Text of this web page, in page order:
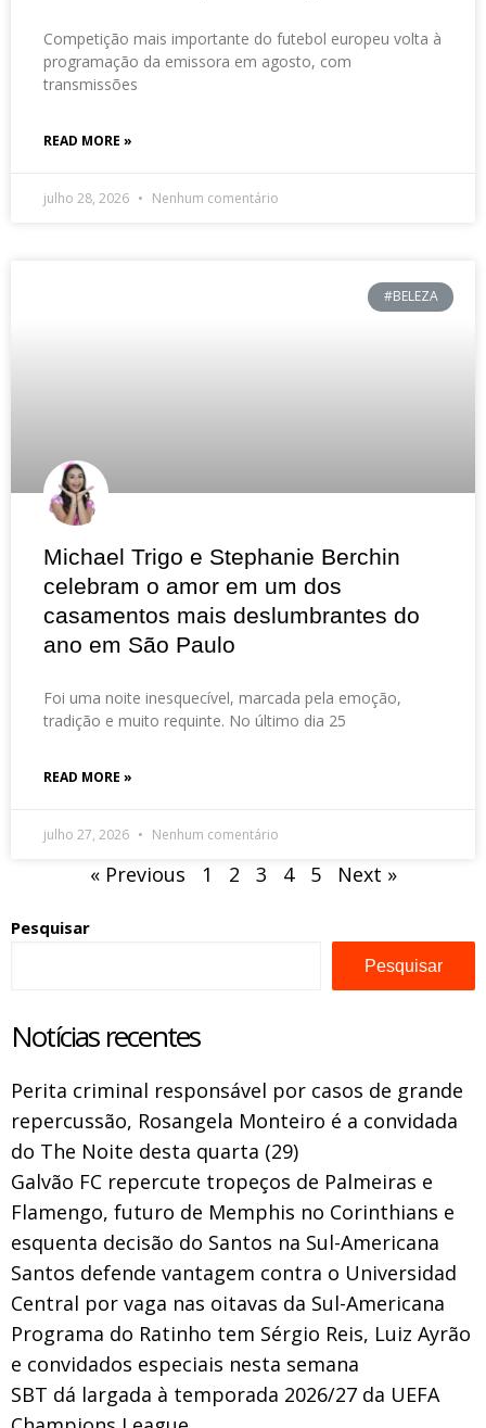
Competição mais importante do futebol europeu volta à
programação da emissora em agosto, com
transmissões
READ MORE »
julho 28, 2026 Nenhum comentário
#BELEZA
Michael Trigo e Stephanie Berchin
celebram o amor em um dos
casamentos mais deslumbrantes do
ano em São Paulo
Foi uma noite inesquecível, marcada pela emoção,
tradição e muito requinte. No último dia 25
READ MORE »
julho 27, 2026 Nenhum comentário
« Previous 1 2 3 4 5 Next »
Pesquisar
Pesquisar
Notícias recentes
Perita criminal responsável por casos de grande
repercussão, Rosangela Monteiro é a convidada
do The Noite desta quarta (29)
Galvão FC repercute tropeços de Palmeiras e
Flamengo, futuro de Memphis no Corinthians e
esquenta decisão do Santos na Sul-Americana
Santos defende vantagem contra o Universidad
Central por vaga nas oitavas da Sul-Americana
Programa do Ratinho tem Sérgio Reis, Luiz Ayrão
e convidados especiais nesta semana
SBT dá largada à temporada 2026/27 da UEFA